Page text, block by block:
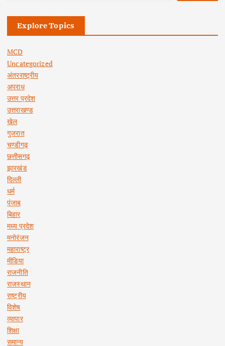
Explore Topics
MCD
Uncategorized
अंतरराष्ट्रीय
अपराध
उत्तर प्रदेश
उत्तराखण्ड
खेल
गुजरात
चण्डीगढ़
छत्तीसगढ़
झारखंड
दिल्ली
धर्म
पंजाब
बिहार
मध्य प्रदेश
मनोरंजन
महाराष्ट्र
मीडिया
राजनीति
राजस्थान
राष्ट्रीय
विशेष
व्यापार
शिक्षा
समान्य